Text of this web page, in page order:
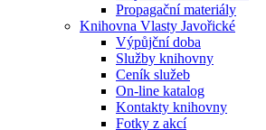
Propagační materiály
Knihovna Vlasty Javořické
Výpůjční doba
Služby knihovny
Ceník služeb
On-line katalog
Kontakty knihovny
Fotky z akcí